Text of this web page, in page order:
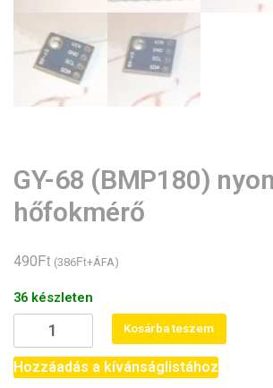
GY-68 (BMP180)
hőfokmérő
490Ft (386Ft+ÁFA)
36 készleten
68
(BMP180)
Kosárba teszem
Hozzáadás a kívánságlistához